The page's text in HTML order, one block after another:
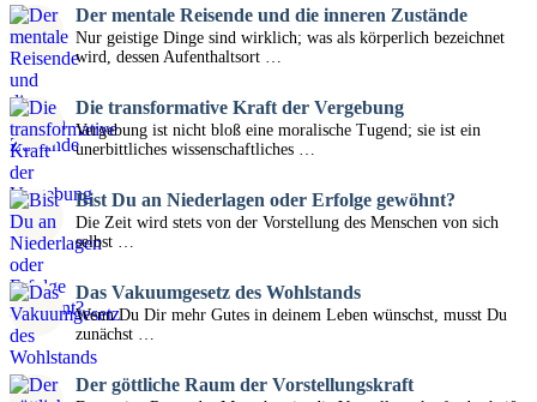
Der mentale Reisende und die inneren Zustände
Nur geistige Dinge sind wirklich; was als körperlich bezeichnet
wird, dessen Aufenthaltsort …
Die transformative Kraft der Vergebung
Vergebung ist nicht bloß eine moralische Tugend; sie ist ein
unerbittliches wissenschaftliches …
Bist Du an Niederlagen oder Erfolge gewöhnt?
Die Zeit wird stets von der Vorstellung des Menschen von sich
selbst …
Das Vakuumgesetz des Wohlstands
Wenn Du Dir mehr Gutes in deinem Leben wünschst, musst Du
zunächst …
Der göttliche Raum der Vorstellungskraft